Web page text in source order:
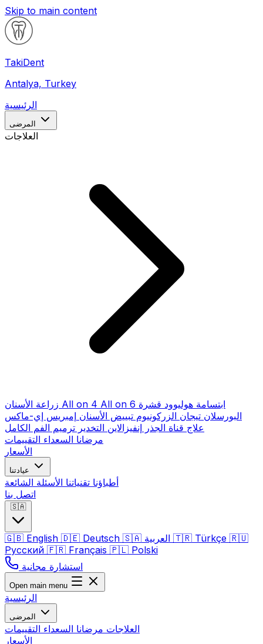
Skip to main content
TakiDent
Antalya, Turkey
الرئيسية
العلاجات
All on 4 All on 6 ابتسامة هوليوود قشرة
البورسلان تيجان الزركونيوم تبييض الأسنان إمبريس إي-ماكس
علاج قناة الجذر إنفيزالاين التخدير ترميم الفم الكامل
مرضانا السعداء التقييمات
الأسعار
أطباؤنا تقنياتنا الأسئلة الشائعة
اتصل بنا
🇸🇦
🇬🇧 English 🇩🇪 Deutsch 🇸🇦 🇹🇷 Türkçe 🇷🇺
Русский 🇫🇷 Français 🇵🇱 Polski
استشارة مجانية
Open main menu
الرئيسية
العلاجات مرضانا السعداء التقييمات
الأسعار